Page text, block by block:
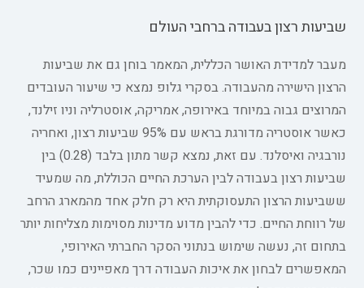
שביעות רצון בעבודה ברחבי העולם
מעבר למדידת האושר הכללית, המאמר בוחן גם את שביעות
הרצון הישירה מהעבודה. בסקרי גלופ נמצא כי שיעור העובדים
המרוצים גבוה במיוחד באירופה, אמריקה, אוסטרליה וניו זילנד,
כאשר אוסטריה מדורגת בראש עם 95% שביעות רצון, ואחריה
נורבגיה ואיסלנד. עם זאת, נמצא קשר מתון בלבד (0.28) בין
שביעות רצון בעבודה לבין הערכת החיים הכוללת, מה שמעיד
ששביעות הרצון התעסוקתית היא רק חלק אחד מהמארג הרחב
של רווחת החיים. כדי להבין מדוע מדינות מסוימות מצליחות יותר
בתחום זה, נעשה שימוש בנתוני הסקר החברתי האירופי,
המאפשרים לבחון את איכות העבודה דרך מאפיינים כמו שכר,